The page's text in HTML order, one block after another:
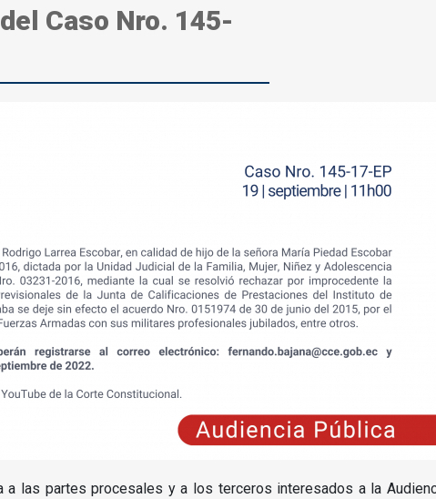
Caso Nro. 145-
a las partes procesales y a los terceros interesados a la